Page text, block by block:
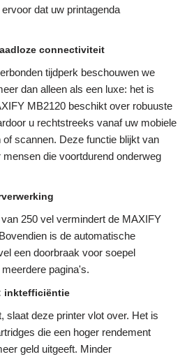
dat uw printagenda
connectiviteit
tijdperk beschouwen we
dan alleen als een luxe: het is
MB2120 beschikt over robuuste
u rechtstreeks vanaf uw mobiele
scannen. Deze functie blijkt van
die voortdurend onderweg
250 vel vermindert de MAXIFY
is de automatische
een doorbraak voor soepel
pagina's.
inktefficiëntie
slaat deze printer vlot over. Het is
die een hoger rendement
geld uitgeeft. Minder